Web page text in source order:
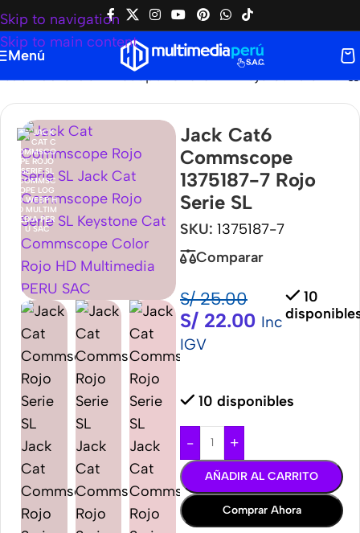
Skip to navigation
Skip to main content
Menú
Jack Cat6 Commscope 1375187-7 Rojo Serie SL
Jack Cat6
Commscope
1375187-7 Rojo
Serie SL
SKU: 1375187-7
Comparar
S/25.00
S/ 22.00 Inc
IGV
10
10 disponibles
- +
AÑADIR AL CARRITO
Comprar Ahora